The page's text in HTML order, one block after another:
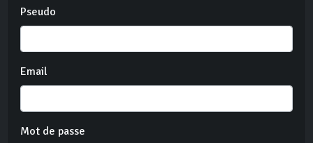
Pseudo
Email
Mot de passe